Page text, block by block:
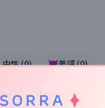
性(0) 👿差評(0)